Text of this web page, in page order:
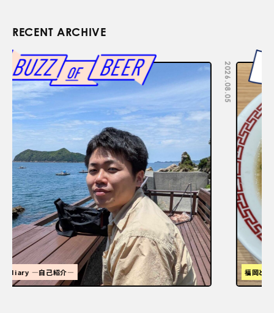
RECENT ARCHIVE
2026.08.05
福岡といえばラーメン